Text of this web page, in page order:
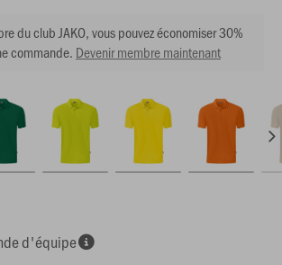
du club JAKO, vous pouvez économiser 30%
commande. Devenir membre maintenant
d'équipe